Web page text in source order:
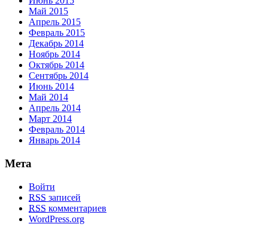
Май 2015
Апрель 2015
Февраль 2015
Декабрь 2014
Ноябрь 2014
Октябрь 2014
Сентябрь 2014
Июнь 2014
Май 2014
Апрель 2014
Март 2014
Февраль 2014
Январь 2014
Мета
Войти
RSS записей
RSS комментариев
WordPress.org